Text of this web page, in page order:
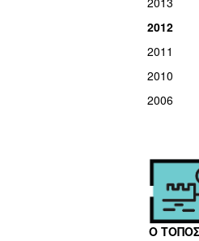
2012
2011
2010
2006
Ο